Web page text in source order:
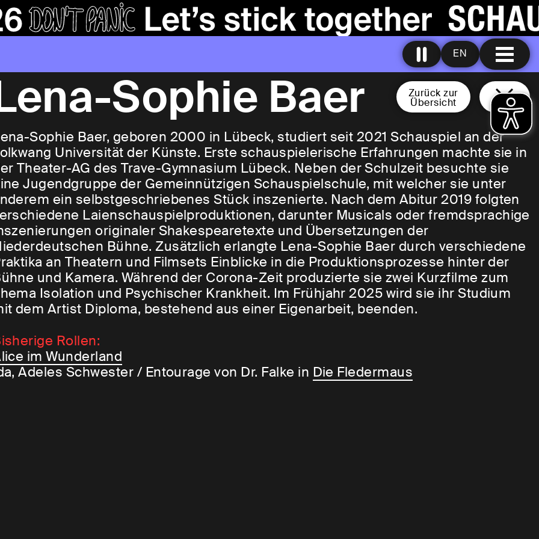
EN
Zurück zur
Übersicht
Sophie Baer
Sophie Baer, geboren 2000 in Lübeck, studiert seit 2021 Schauspiel an der
Universität der Künste. Erste schauspielerische Erfahrungen machte sie in
Theater-AG des Trave-Gymnasium Lübeck. Neben der Schulzeit besuchte sie
Jugendgruppe der Gemeinnützigen Schauspielschule, mit welcher sie unter
ein selbstgeschriebenes Stück inszenierte. Nach dem Abitur 2019 folgten
Laienschauspielproduktionen, darunter Musicals oder fremdsprachige
originaler Shakespearetexte und Übersetzungen der
Bühne. Zusätzlich erlangte Lena-Sophie Baer durch verschiedene
an Theatern und Filmsets Einblicke in die Produktionsprozesse hinter der
und Kamera. Während der Corona-Zeit produzierte sie zwei Kurzfilme zum
Isolation und Psychischer Krankheit. Im Frühjahr 2025 wird sie ihr Studium
dem Artist Diploma, bestehend aus einer Eigenarbeit, beenden.
Rollen:
im Wunderland
Adeles Schwester / Entourage von Dr. Falke in Die Fledermaus